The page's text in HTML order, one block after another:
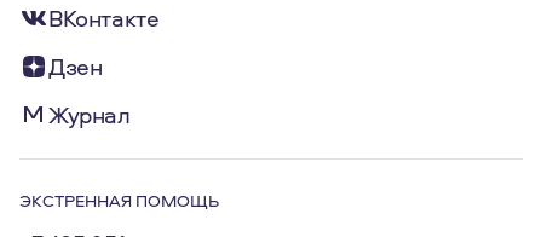
ВКонтакте
Дзен
Журнал
ЭКСТРЕННАЯ ПОМОЩЬ